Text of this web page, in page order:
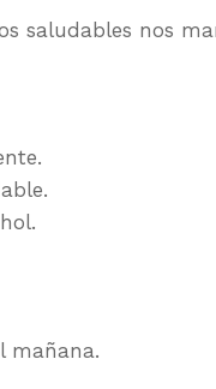
saludables nos
mañana.